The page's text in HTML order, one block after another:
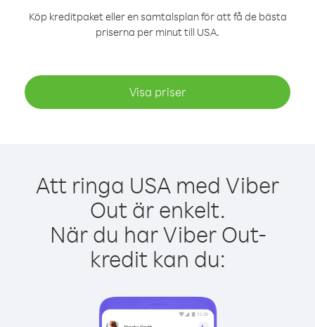
Köp kreditpaket eller en samtalsplan för att få de bästa
priserna per minut till USA.
Visa priser
Att ringa USA med Viber
Out är enkelt.
När du har Viber Out-
kredit kan du: